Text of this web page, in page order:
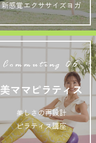
新感覚エクササイズヨガ
Commuting 06
美ママピラティス
美しさの再設計
ピラティス講座